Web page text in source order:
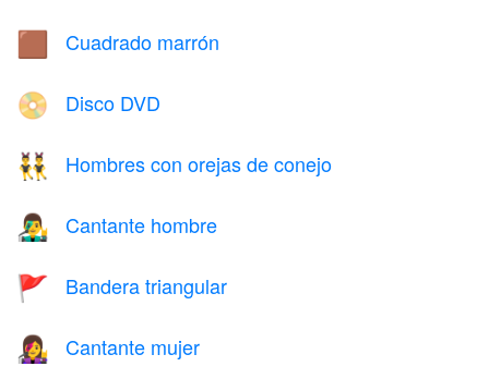
🟫 Cuadrado marrón
📀 Disco DVD
👯‍♂️ Hombres con orejas de conejo
👨‍🎤 Cantante hombre
🚩 Bandera triangular
👩‍🎤 Cantante mujer